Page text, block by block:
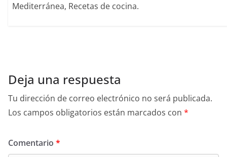
Mediterránea, Recetas de cocina.
Deja una respuesta
Tu dirección de correo electrónico no será publicada.
Los campos obligatorios están marcados con *
Comentario *